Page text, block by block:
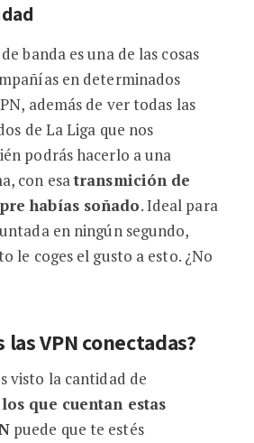
banda es una de las cosas
en determinados
además de ver todas las
de La Liga que nos
podrás hacerlo a una
con esatransmición de
habías soñado. Ideal para
en ningún segundo,
le coges el gusto a esto. ¿No
las VPN conectadas?
visto la cantidad de
que cuentan estas
puede que te estés